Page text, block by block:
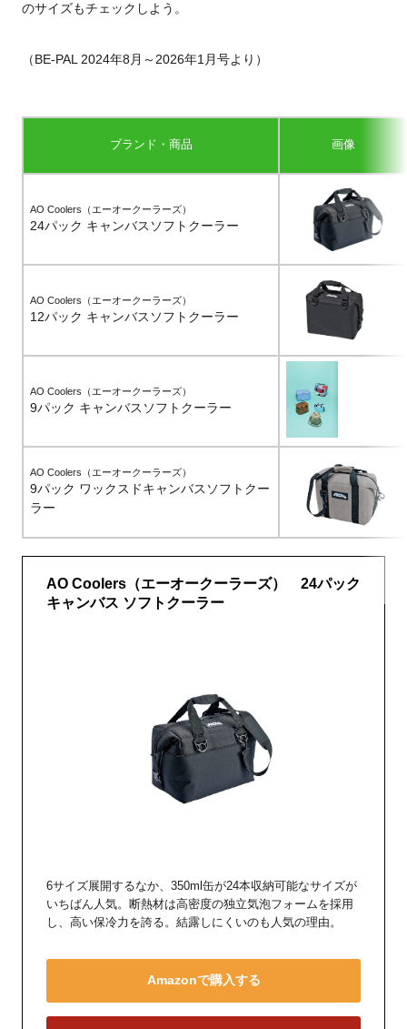
のサイズもチェックしよう。
（BE-PAL 2024年8月～2026年1月号より）
ブランド・商品 画像
AO Coolers（エーオークーラーズ）
24パック キャンバスソフトクーラー
AO Coolers（エーオークーラーズ）
12パック キャンバスソフトクーラー
AO Coolers（エーオークーラーズ）
9パック キャンバスソフトクーラー
AO Coolers（エーオークーラーズ）
9パック ワックスドキャンバスソフトクー
ラー
AO Coolers（エーオークーラーズ） 24パック
キャンバス ソフトクーラー
6サイズ展開するなか、350ml缶が24本収納可能なサイズが
いちばん人気。断熱材は高密度の独立気泡フォームを採用
し、高い保冷力を誇る。結露しにくいのも人気の理由。
Amazonで購入する